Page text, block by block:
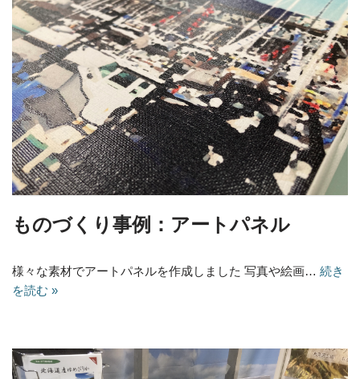
ものづくり事例：アートパネル
様々な素材でアートパネルを作成しました 写真や絵画… 続き
を読む »